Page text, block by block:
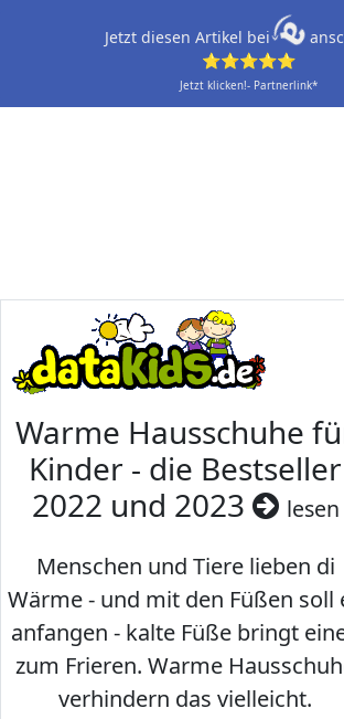
Jetzt diesen Artikel bei
⭐⭐⭐⭐⭐
Jetzt klicken!- Partnerlink*
Warme Hausschuhe
Kinder - die Bestseller
2022 und 2023
lesen
Menschen und Tiere lieben di
Wärme - und mit den Füßen soll
anfangen - kalte Füße bringt
zum Frieren. Warme
verhindern das vielleicht.